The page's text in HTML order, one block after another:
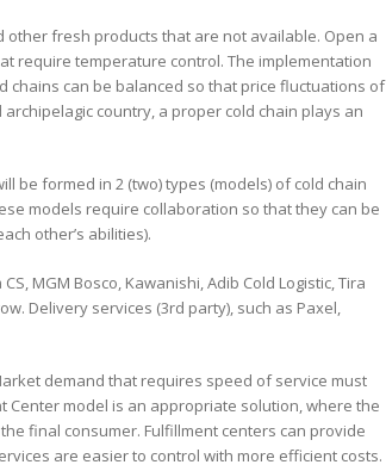
fresh products that are not available. Open a
require temperature control. The implementation
chains can be balanced so that price fluctuations of
country, a proper cold chain plays an
be formed in 2 (two) types (models) of cold chain
models require collaboration so that they can be
other’s abilities).
MGM Bosco, Kawanishi, Adib Cold Logistic, Tira
Delivery services (3rd party), such as Paxel,
demand that requires speed of service must
model is an appropriate solution, where the
final consumer. Fulfillment centers can provide
are easier to control with more efficient costs.